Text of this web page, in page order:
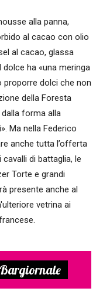
alla panna,
al cacao con olio
al cacao, glassa
ha «una meringa
dolci che non
della Foresta
forma alla
Ma nella Federico
anche tutta l’offerta
di battaglia, le
Torte e grandi
presente anche al
vetrina ai